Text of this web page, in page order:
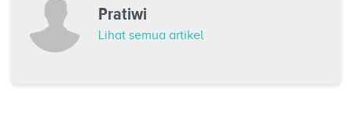
Pratiwi
Lihat semua artikel